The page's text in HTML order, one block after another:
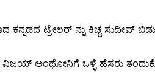
ಕನ್ನಡದ ಟ್ರೇಲರ್ ನ್ನು ಕಿಚ್ಚ ಸುದೀಪ್
ವಿಜಯ್ ಅಂಥೋನಿಗೆ ಒಳ್ಳೆ ಹೆಸರು